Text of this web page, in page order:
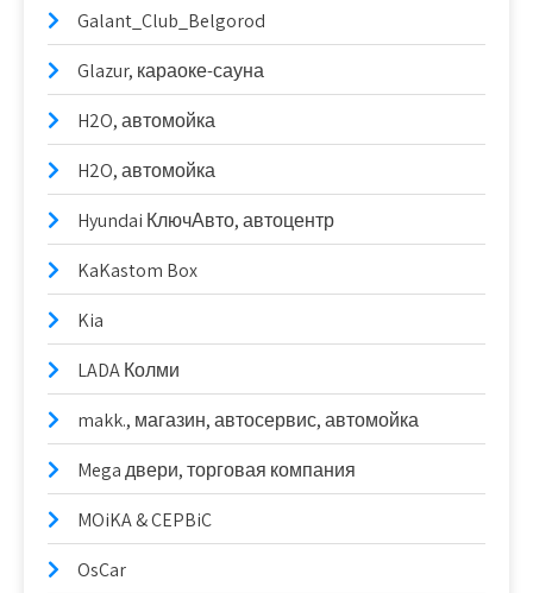
Galant_Club_Belgorod
Glazur, караоке-сауна
H2O, автомойка
H2O, автомойка
Hyundai КлючАвто, автоцентр
KaKastom Box
Kia
LADA Колми
makk., магазин, автосервис, автомойка
Mega двери, торговая компания
MOiKA & CEPBiC
OsCar